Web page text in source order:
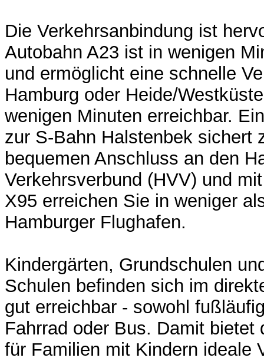
Die Verkehrsanbindung ist
Autobahn A23 ist in wenigen
und ermöglicht eine schnelle
Hamburg oder Heide/
wenigen Minuten erreichbar.
zur S-Bahn Halstenbek sichert
bequemen Anschluss an den
Verkehrsverbund (HVV) und
X95 erreichen Sie in weniger
Hamburger Flughafen.
Kindergärten, Grundschulen
Schulen befinden sich im
gut erreichbar - sowohl
Fahrrad oder Bus. Damit bietet
für Familien mit Kindern ideale